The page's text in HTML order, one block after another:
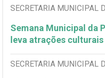
SECRETARIA MUNICIPAL
Semana Municipal da
leva atrações culturais
SECRETARIA MUNICIPAL